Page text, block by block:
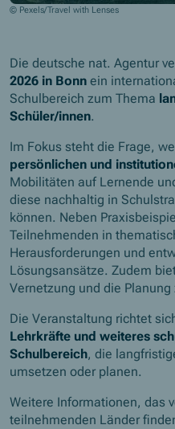
© Pexels/Travel with Lenses
Die deutsche nat. Agentur
2026 in Bonn ein
Schulbereich zum Thema
Schüler/innen.
Im Fokus steht die Frage,
persönlichen und
Mobilitäten auf Lernende
diese nachhaltig in
können. Neben
Teilnehmenden in
Herausforderungen und
Lösungsansätze. Zudem
Vernetzung und die
Die Veranstaltung richtet
Lehrkräfte und weiteres
Schulbereich, die
umsetzen oder planen.
Weitere Informationen, das
teilnehmenden Länder